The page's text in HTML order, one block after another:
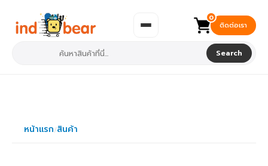
Search
0
ติดต่อเรา
หน้าแรก/สินค้า